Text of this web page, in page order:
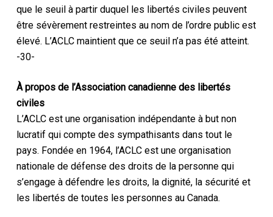
que le seuil à partir duquel les libertés civiles peuvent
être sévèrement restreintes au nom de l’ordre public est
élevé. L’ACLC maintient que ce seuil n’a pas été atteint.
-30-
À propos de l’Association canadienne des libertés
civiles
L’ACLC est une organisation indépendante à but non
lucratif qui compte des sympathisants dans tout le
pays. Fondée en 1964, l’ACLC est une organisation
nationale de défense des droits de la personne qui
s’engage à défendre les droits, la dignité, la sécurité et
les libertés de toutes les personnes au Canada.